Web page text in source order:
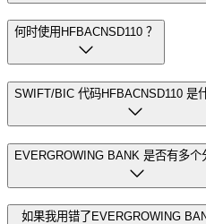
何时使用HFBACNSD110 ？
SWIFT/BIC 代码HFBACNSD110 是
EVERGROWING BANK 是否有多个
如果我用错了EVERGROWING